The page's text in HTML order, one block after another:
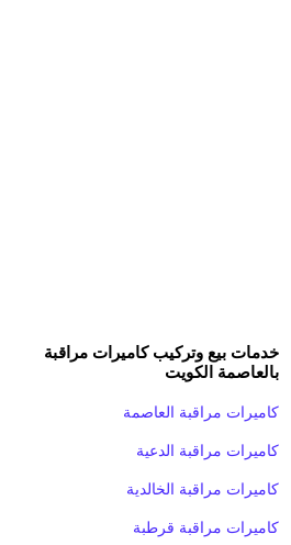
خدمات بيع وتركيب كاميرات مراقبة
بالعاصمة الكويت
كاميرات مراقبة العاصمة
كاميرات مراقبة الدعية
كاميرات مراقبة الخالدية
كاميرات مراقبة قرطبة